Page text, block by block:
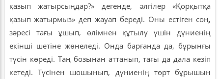
қазып жатырсыңдар?» дегенде, әлгілер «Қорқытқа
қазып жатырмыз» деп жауап береді. Оны естіген соң,
зәресі тағы ұшып, өлімнен құтылу үшін дүниенің
екінші шетіне жөнеледі. Онда барғанда да, бұрынғы
түсін көреді. Таң бозынан аттанып, тағы да дала кезіп
кетеді. Түсінен шошынып, дүниенің төрт бұрышын